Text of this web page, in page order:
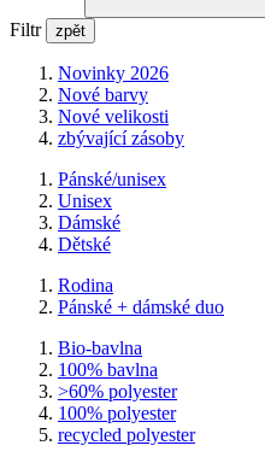
Filtr zpět
Novinky 2026
Nové barvy
Nové velikosti
zbývající zásoby
Pánské/unisex
Unisex
Dámské
Dětské
Rodina
Pánské + dámské duo
Bio-bavlna
100% bavlna
>60% polyester
100% polyester
recycled polyester